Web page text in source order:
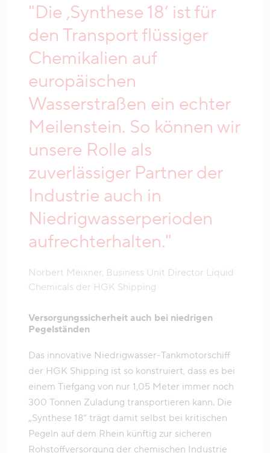
"Die ‚Synthese 18‘ ist für
den Transport flüssiger
Chemikalien auf
europäischen
Wasserstraßen ein echter
Meilenstein. So können wir
unsere Rolle als
zuverlässiger Partner der
Industrie auch in
Niedrigwasserperioden
aufrechterhalten."
Norbert Meixner, Business Unit Director Liquid
Chemicals der HGK Shipping
Versorgungssicherheit auch bei niedrigen
Pegelständen
Das innovative Niedrigwasser-Tankmotorschiff
der HGK Shipping ist so konstruiert, dass es bei
einem Tiefgang von nur 1,05 Meter immer noch
300 Tonnen Zuladung transportieren kann. Die
„Synthese 18“ trägt damit selbst bei kritischen
Pegeln auf dem Rhein künftig zur sicheren
Rohstoffversorgung der chemischen Industrie